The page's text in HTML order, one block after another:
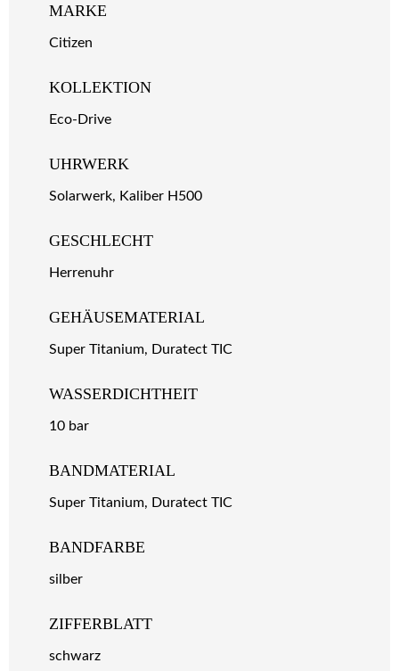
MARKE
Citizen
KOLLEKTION
Eco-Drive
UHRWERK
Solarwerk, Kaliber H500
GESCHLECHT
Herrenuhr
GEHÄUSEMATERIAL
Super Titanium, Duratect TIC
WASSERDICHTHEIT
10 bar
BANDMATERIAL
Super Titanium, Duratect TIC
BANDFARBE
silber
ZIFFERBLATT
schwarz